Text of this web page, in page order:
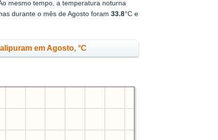
mesmo tempo, a temperatura noturna
durante o mês de Agosto foram33.8°C e
em Agosto, °C